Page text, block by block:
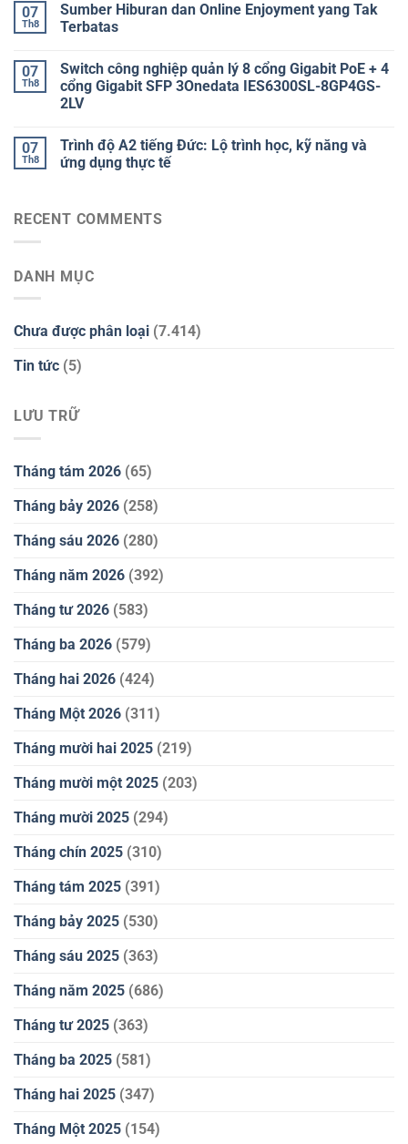
07
Th8
Sumber Hiburan dan Online Enjoyment yang Tak
Terbatas
07
Th8
Switch công nghiệp quản lý 8 cổng Gigabit PoE + 4
cổng Gigabit SFP 3Onedata IES6300SL-8GP4GS-
2LV
07
Th8
Trình độ A2 tiếng Đức: Lộ trình học, kỹ năng và
ứng dụng thực tế
RECENT COMMENTS
DANH MỤC
Chưa được phân loại (7.414)
Tin tức (5)
LƯU TRỮ
Tháng tám 2026 (65)
Tháng bảy 2026 (258)
Tháng sáu 2026 (280)
Tháng năm 2026 (392)
Tháng tư 2026 (583)
Tháng ba 2026 (579)
Tháng hai 2026 (424)
Tháng Một 2026 (311)
Tháng mười hai 2025 (219)
Tháng mười một 2025 (203)
Tháng mười 2025 (294)
Tháng chín 2025 (310)
Tháng tám 2025 (391)
Tháng bảy 2025 (530)
Tháng sáu 2025 (363)
Tháng năm 2025 (686)
Tháng tư 2025 (363)
Tháng ba 2025 (581)
Tháng hai 2025 (347)
Tháng Một 2025 (154)